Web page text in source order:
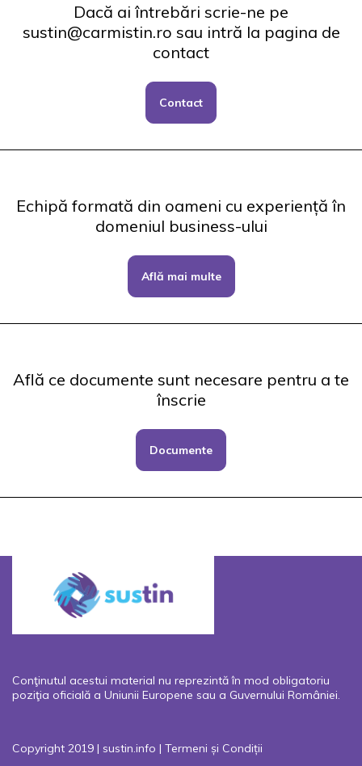
Dacă ai întrebări scrie-ne pe
sustin@carmistin.ro sau intră la pagina de
contact
Contact
Echipă formată din oameni cu experiență în
domeniul business-ului
Află mai multe
Află ce documente sunt necesare pentru a te
înscrie
Documente
Conţinutul acestui material nu reprezintă în mod obligatoriu
poziţia oficială a Uniunii Europene sau a Guvernului României.
Copyright 2019 | sustin.info | Termeni și Condiții